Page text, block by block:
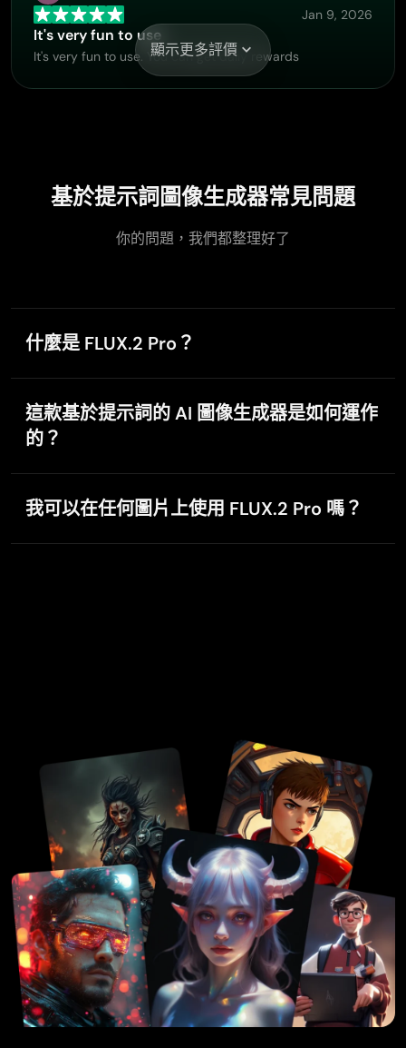
Jan 9, 2026
It's very fun to use
It's very fun to use. You can get daily rewards
Excellent and it very very good great
Excellent and it very very good great
Very great pictures with high quality
This is an excellent website for free users
顯示更多評價
基於提示詞圖像生成器常見問題
你的問題，我們都整理好了
什麼是 FLUX.2 Pro？
FLUX.2 Pro 是由 Black Forest Lab 開發的進階 AI 圖像
需手動操作的情況下，回傳精美的編輯圖片。它運用
AI，將複雜的圖像優化流程簡化為直覺的文字指令，大
這款基於提示詞的 AI 圖像生成器是如何運作
的？
基於最前沿的 AI 技術，它能充分理解你的指令，辨識圖
我可以在任何圖片上使用 FLUX.2 Pro 嗎？
FLUX.2 Pro 在 PicLumen 生成的圖片上效果最佳。目前